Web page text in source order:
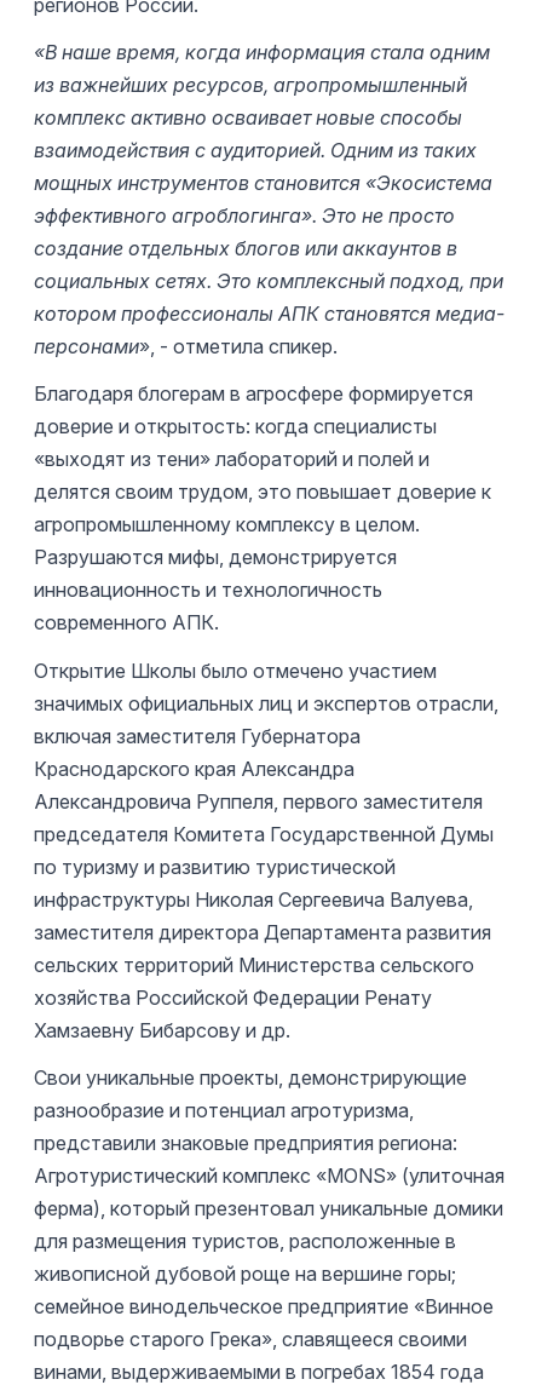
«В наше время, когда информация стала одним
из важнейших ресурсов, агропромышленный
комплекс активно осваивает новые способы
взаимодействия с аудиторией. Одним из таких
мощных инструментов становится «Экосистема
эффективного агроблогинга». Это не просто
создание отдельных блогов или аккаунтов в
социальных сетях. Это комплексный подход, при
котором профессионалы АПК становятся медиа-
персонами», - отметила спикер.
Благодаря блогерам в агросфере формируется
доверие и открытость: когда специалисты
«выходят из тени» лабораторий и полей и
делятся своим трудом, это повышает доверие к
агропромышленному комплексу в целом.
Разрушаются мифы, демонстрируется
инновационность и технологичность
современного АПК.
Открытие Школы было отмечено участием
значимых официальных лиц и экспертов отрасли,
включая заместителя Губернатора
Краснодарского края Александра
Александровича Руппеля, первого заместителя
председателя Комитета Государственной Думы
по туризму и развитию туристической
инфраструктуры Николая Сергеевича Валуева,
заместителя директора Департамента развития
сельских территорий Министерства сельского
хозяйства Российской Федерации Ренату
Хамзаевну Бибарсову и др.
Свои уникальные проекты, демонстрирующие
разнообразие и потенциал агротуризма,
представили знаковые предприятия региона:
Агротуристический комплекс «MONS» (улиточная
ферма), который презентовал уникальные домики
для размещения туристов, расположенные в
живописной дубовой роще на вершине горы;
семейное винодельческое предприятие «Винное
подворье старого Грека», славящееся своими
винами, выдерживаемыми в погребах 1854 года